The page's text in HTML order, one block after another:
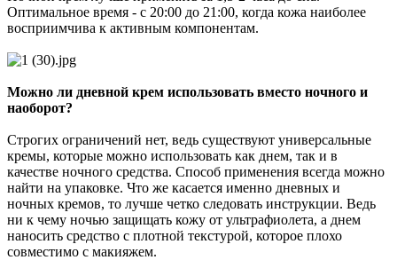
Оптимальное время - с 20:00 до 21:00, когда кожа наиболее
восприимчива к активным компонентам.
Можно ли дневной крем использовать вместо ночного и
наоборот?
Строгих ограничений нет, ведь существуют универсальные
кремы, которые можно использовать как днем, так и в
качестве ночного средства. Способ применения всегда можно
найти на упаковке. Что же касается именно дневных и
ночных кремов, то лучше четко следовать инструкции. Ведь
ни к чему ночью защищать кожу от ультрафиолета, а днем
наносить средство с плотной текстурой, которое плохо
совместимо с макияжем.